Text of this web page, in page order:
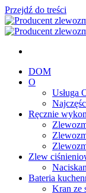
Przejdź do treści
DOM
O
Usługa
Ręcznie
Zlew
Bateria
Kran ze